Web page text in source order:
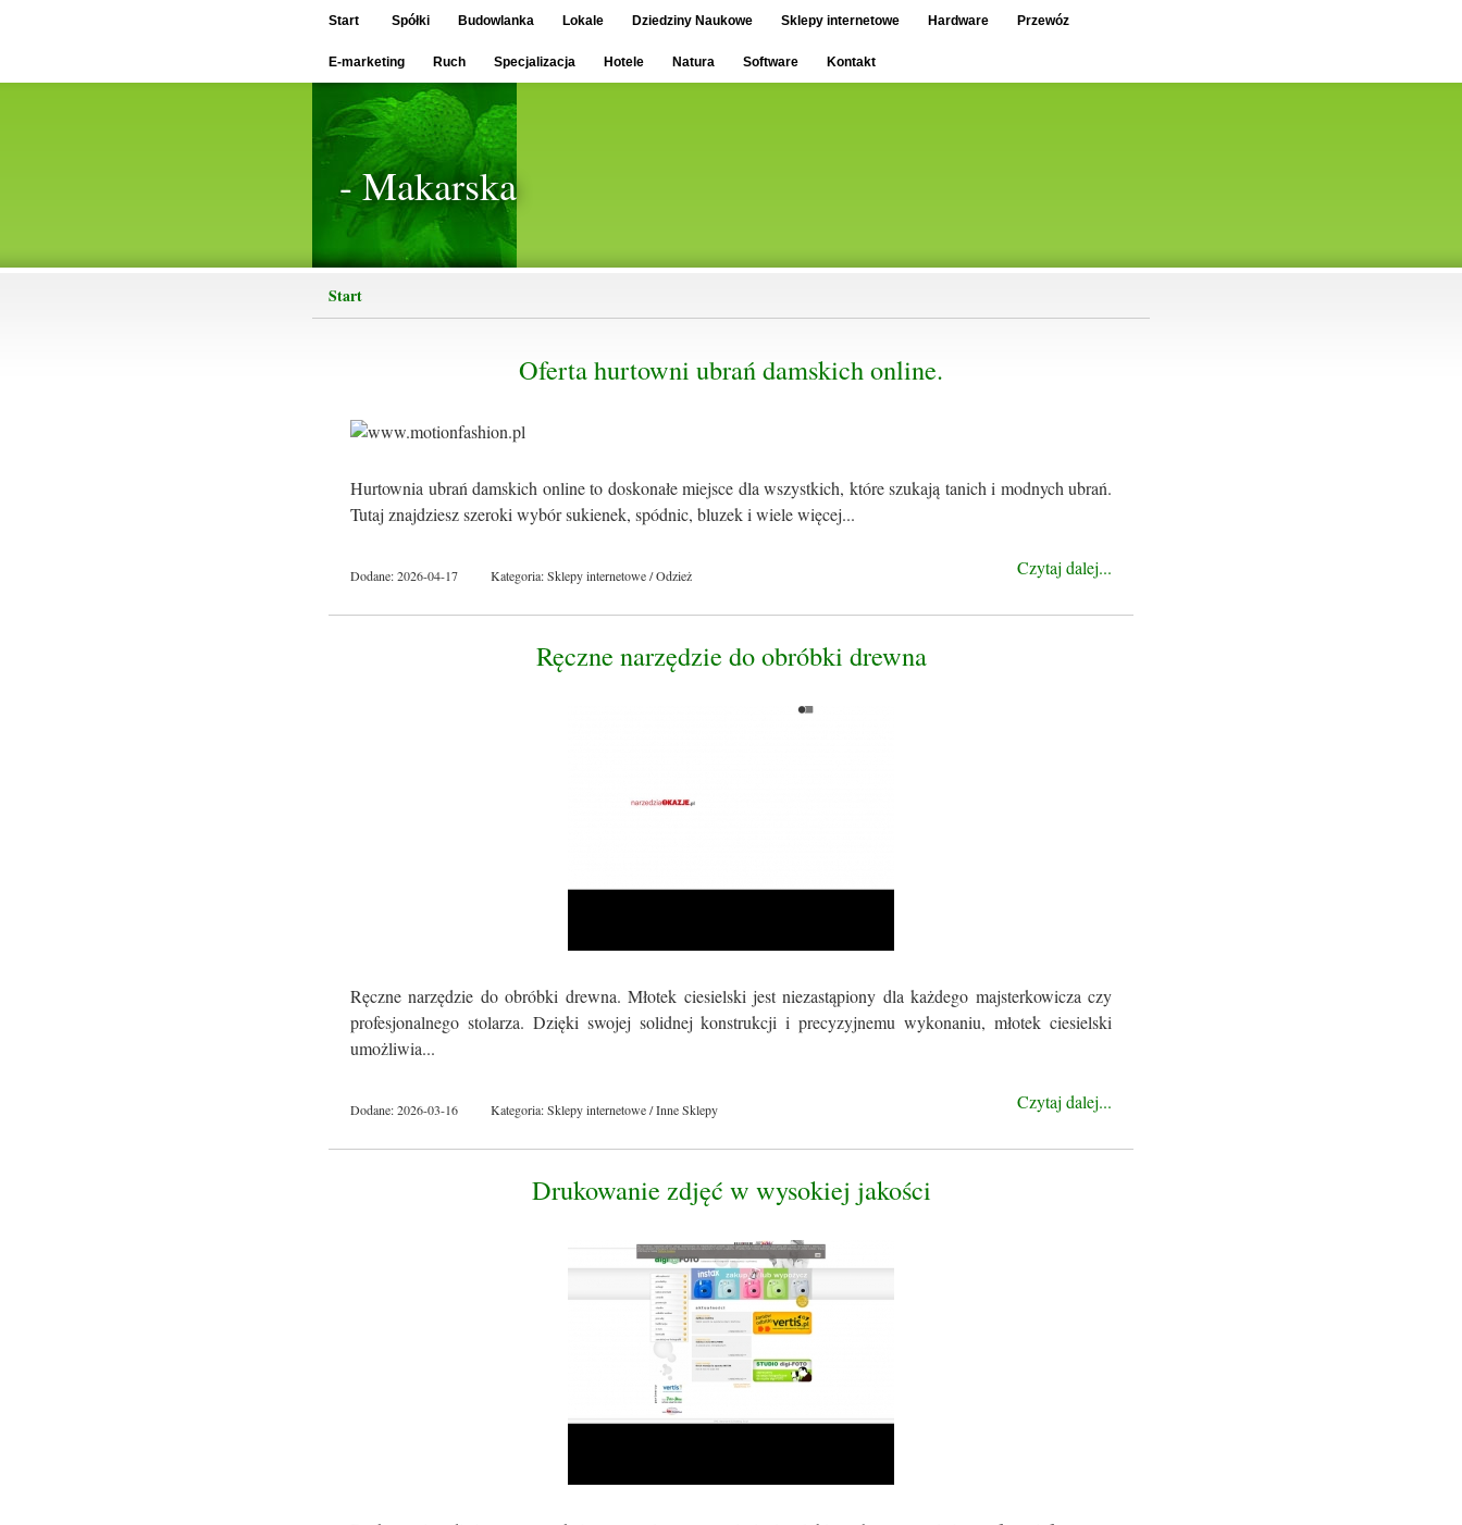
Start Spółki Budowlanka Lokale Dziedziny Naukowe Sklepy internetowe Hardware Przewóz
E-marketing Ruch Specjalizacja Hotele Natura Software Kontakt
- Makarska
Start
Oferta hurtowni ubrań damskich online.
Hurtownia ubrań damskich online to doskonałe miejsce dla wszystkich, które szukają tanich i modnych ubrań.
Tutaj znajdziesz szeroki wybór sukienek, spódnic, bluzek i wiele więcej...
Czytaj dalej...
Dodane: 2026-04-17 Kategoria: Sklepy internetowe / Odzież
Ręczne narzędzie do obróbki drewna
Ręczne narzędzie do obróbki drewna. Młotek ciesielski jest niezastąpiony dla każdego majsterkowicza czy
profesjonalnego stolarza. Dzięki swojej solidnej konstrukcji i precyzyjnemu wykonaniu, młotek ciesielski
umożliwia...
Czytaj dalej...
Dodane: 2026-03-16 Kategoria: Sklepy internetowe / Inne Sklepy
Drukowanie zdjęć w wysokiej jakości